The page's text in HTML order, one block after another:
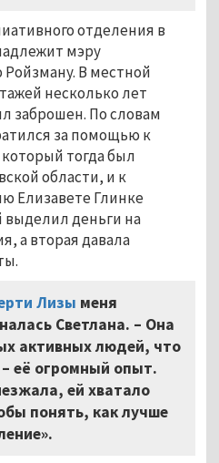
отделения в
мэру
Ройзману. В местной
несколько лет
заброшен. По словам
за помощью к
тогда был
области, и к
Елизавете Глинке
деньги на
а вторая давала
Лизы меня
Светлана. – Она
активных людей, что
её огромный опыт.
ей хватало
понять, как лучше